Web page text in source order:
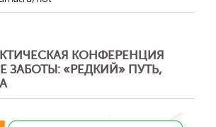
КОНФЕРЕНЦИЯ
ЗАБОТЫ: «РЕДКИЙ» ПУТЬ,